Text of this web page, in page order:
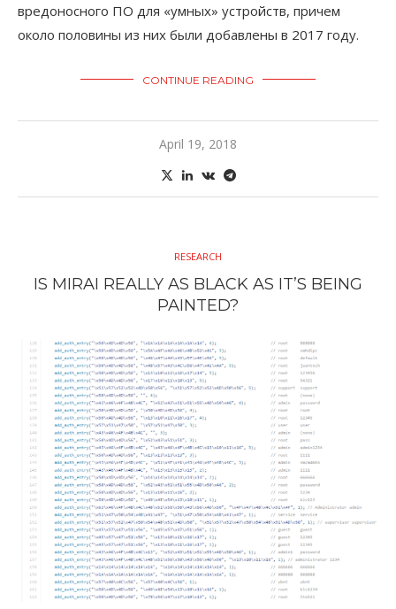
вредоносного ПО для «умных» устройств, причем
около половины из них были добавлены в 2017 году.
CONTINUE READING
April 19, 2018
RESEARCH
IS MIRAI REALLY AS BLACK AS IT’S BEING
PAINTED?